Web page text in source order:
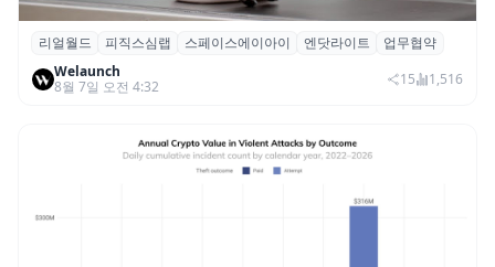
리얼월드, 로봇테크 스타트업 3곳과 손잡고
휴머노이드 표준 만든다
리얼월드 피직스심랩 스페이스에이아이 엔닷라이트
업무협약
Welaunch
8월 7일 오전 4:32
15 1,516